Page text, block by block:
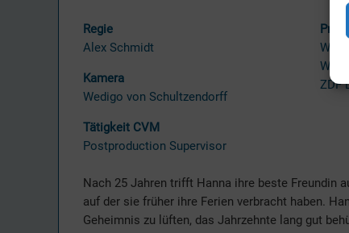
Regie
Alex Schmidt
Kamera
Wedigo von Schultzendorff
Tätigkeit CVM
Postproduction Supervisor
ZDF
Nach 25 Jahren trifft Hanna ihre beste Freundin
auf der sie früher ihre Ferien verbracht haben.
Geheimnis zu lüften, das Jahrzehnte lang gut